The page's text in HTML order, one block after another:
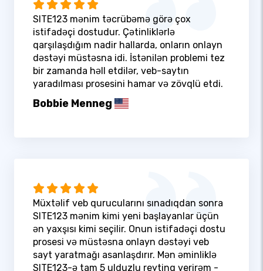
SITE123 mənim təcrübəmə görə çox
istifadəçi dostudur. Çətinliklərlə
qarşılaşdığım nadir hallarda, onların onlayn
dəstəyi müstəsna idi. İstənilən problemi tez
bir zamanda həll etdilər, veb-saytın
yaradılması prosesini hamar və zövqlü etdi.
Bobbie Menneg
Müxtəlif veb qurucularını sınadıqdan sonra
SITE123 mənim kimi yeni başlayanlar üçün
ən yaxşısı kimi seçilir. Onun istifadəçi dostu
prosesi və müstəsna onlayn dəstəyi veb
sayt yaratmağı asanlaşdırır. Mən əminliklə
SITE123-ə tam 5 ulduzlu reytinq verirəm -